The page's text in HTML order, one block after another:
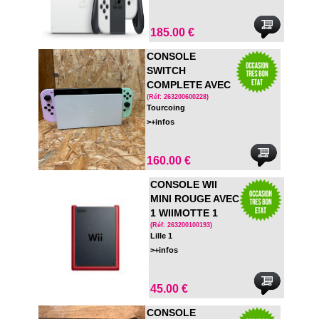
185.00 €
CONSOLE
SWITCH
COMPLETE AVEC
HOUSSE DE
TRANSPORT
(Réf: 263200600228)
Tourcoing
>+infos
160.00 €
CONSOLE WII
MINI ROUGE AVEC
1 WIIMOTTE 1
NUNCHUK
(Réf: 263200100193)
Lille 1
>+infos
45.00 €
CONSOLE